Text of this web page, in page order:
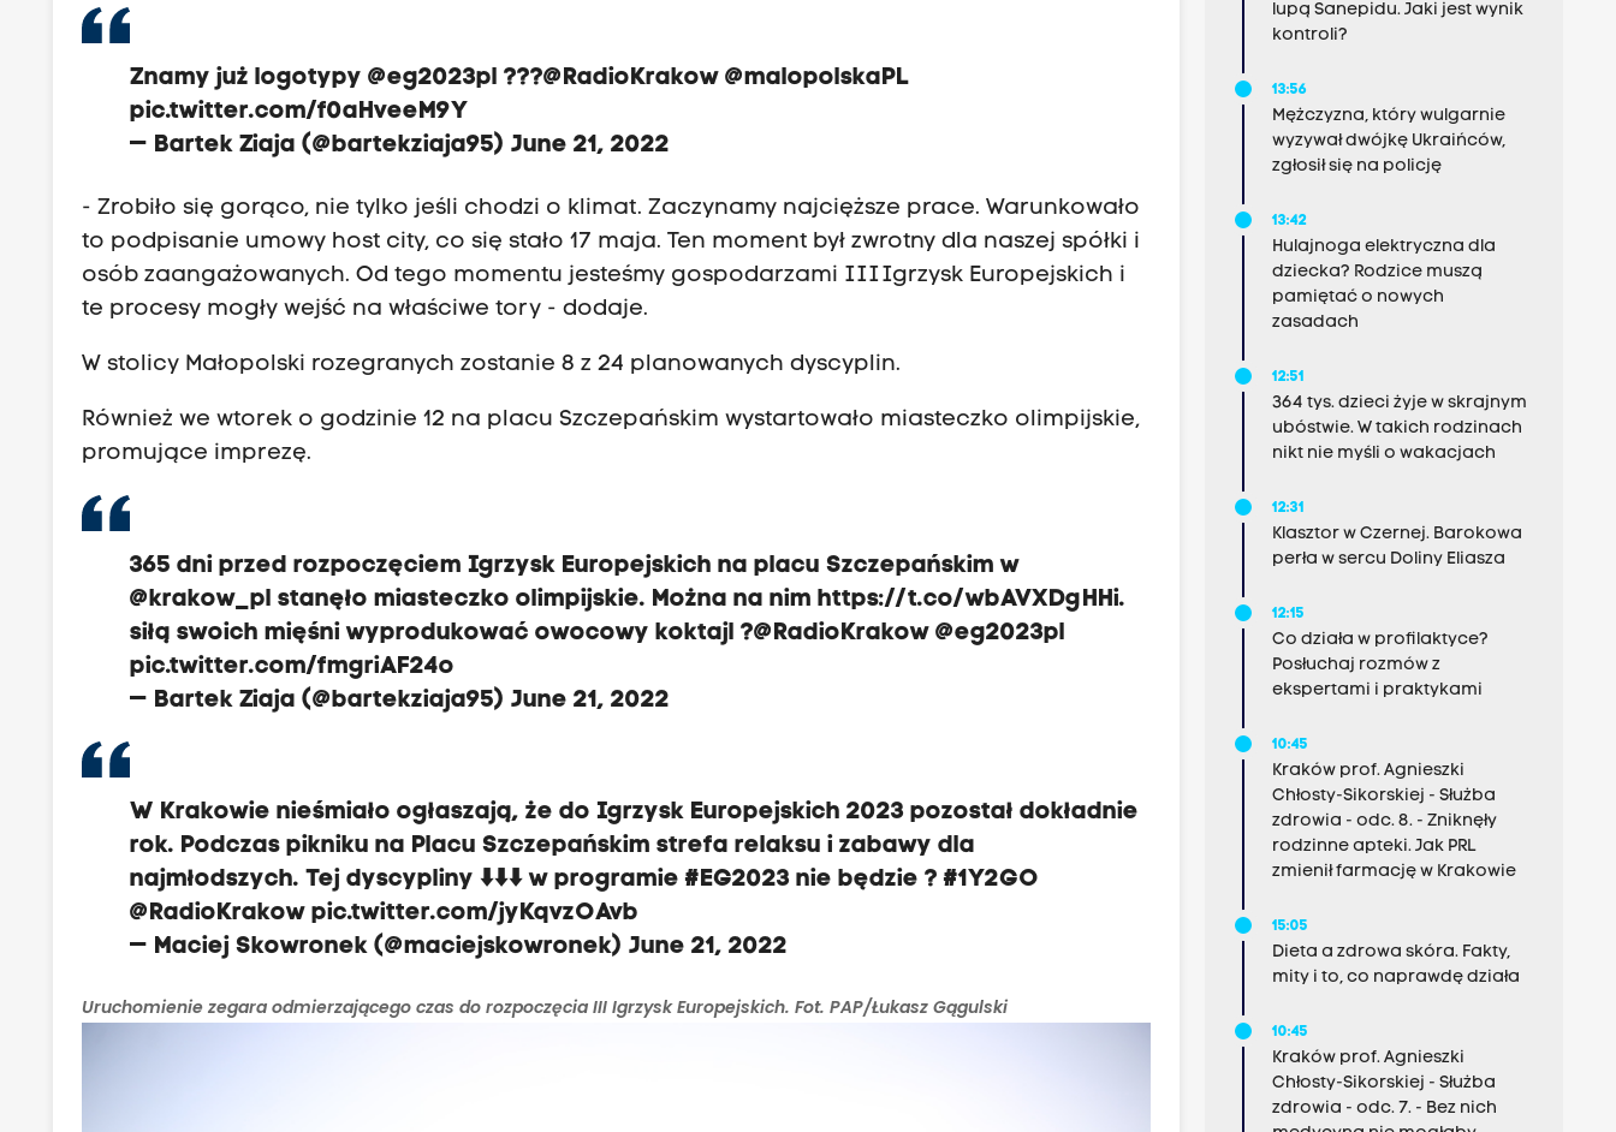
Znamy już logotypy@eg2023pl ???@RadioKrakow @malopolskaPL
pic.twitter.com/f0aHveeM9Y
— Bartek Ziaja (@bartekziaja95)June 21, 2022
- Zrobiło się gorąco, nie tylko jeśli chodzi o klimat. Zaczynamy najcięższe prace. Warunkowało
to podpisanie umowy host city, co się stało 17 maja. Ten moment był zwrotny dla naszej spółki i
osób zaangażowanych. Od tego momentu jesteśmy gospodarzami III Igrzysk Europejskich i
te procesy mogły wejść na właściwe tory - dodaje.
W stolicy Małopolski rozegranych zostanie 8 z 24 planowanych dyscyplin.
Również we wtorek o godzinie 12 na placu Szczepańskim wystartowało miasteczko olimpijskie,
promujące imprezę.
365 dni przed rozpoczęciem Igrzysk Europejskich na placu Szczepańskim w
@krakow_pl stanęło miasteczko olimpijskie. Można na nim https://t.co/wbAVXDgHHi.
siłą swoich mięśni wyprodukować owocowy koktajl ?@RadioKrakow @eg2023pl
pic.twitter.com/fmgriAF24o
— Bartek Ziaja (@bartekziaja95)June 21, 2022
W Krakowie nieśmiało ogłaszają, że do Igrzysk Europejskich 2023 pozostał dokładnie
rok. Podczas pikniku na Placu Szczepańskim strefa relaksu i zabawy dla
najmłodszych. Tej dyscypliny ⬇️⬇️⬇️ w programie#EG2023 nie będzie ?#1Y2GO
@RadioKrakow pic.twitter.com/jyKqvzOAvb
— Maciej Skowronek (@maciejskowronek)June 21, 2022
Uruchomienie zegara odmierzającego czas do rozpoczęcia III Igrzysk Europejskich. Fot. PAP/Łukasz Gągulski
lupą Sanepidu. Jaki jest wynik
kontroli?
13:56
Mężczyzna, który wulgarnie
wyzywał dwójkę Ukraińców,
zgłosił się na policję
13:42
Hulajnoga elektryczna dla
dziecka? Rodzice muszą
pamiętać o nowych
zasadach
12:51
364 tys. dzieci żyje w skrajnym
ubóstwie. W takich rodzinach
nikt nie myśli o wakacjach
12:31
Klasztor w Czernej. Barokowa
perła w sercu Doliny Eliasza
12:15
Co działa w profilaktyce?
Posłuchaj rozmów z
ekspertami i praktykami
10:45
Kraków prof. Agnieszki
Chłosty-Sikorskiej - Służba
zdrowia - odc. 8. - Zniknęły
rodzinne apteki. Jak PRL
zmienił farmację w Krakowie
15:05
Dieta a zdrowa skóra. Fakty,
mity i to, co naprawdę działa
10:45
Kraków prof. Agnieszki
Chłosty-Sikorskiej - Służba
zdrowia - odc. 7. - Bez nich